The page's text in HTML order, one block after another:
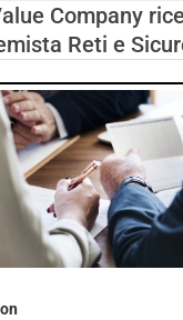
Company
Reti e